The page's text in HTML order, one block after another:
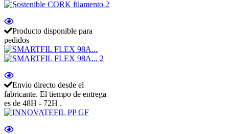
Producto disponible para
pedidos
Envio directo desde el
fabricante. El tiempo de entrega
es de 48H - 72H .